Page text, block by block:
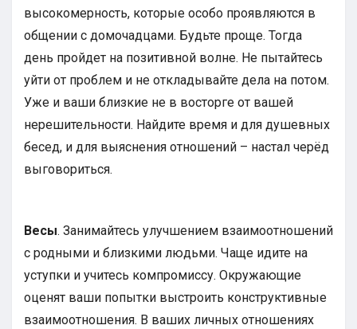
высокомерность, которые особо проявляются в
общении с домочадцами. Будьте проще. Тогда
день пройдет на позитивной волне. Не пытайтесь
уйти от проблем и не откладывайте дела на потом.
Уже и ваши близкие не в восторге от вашей
нерешительности. Найдите время и для душевных
бесед, и для выяснения отношений – настал черёд
выговориться.
Весы. Занимайтесь улучшением взаимоотношений
с родными и близкими людьми. Чаще идите на
уступки и учитесь компромиссу. Окружающие
оценят ваши попытки выстроить конструктивные
взаимоотношения. В ваших личных отношениях